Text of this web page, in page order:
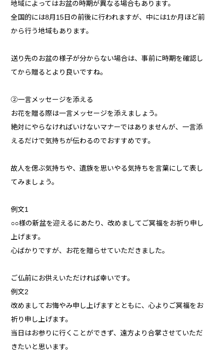
地域によってはお盆の時期が異なる場合もあります。
全国的には8月15日の前後に行われますが、中には1か月ほど前
から行う地域もあります。
送り先のお盆の様子が分からない場合は、事前に時期を確認し
てから贈るとより良いですね。
②一言メッセージを添える
お花を贈る際は一言メッセージを添えましょう。
絶対にやらなければいけないマナーではありませんが、一言添
えるだけで気持ちが伝わるのでおすすめです。
故人を偲ぶ気持ちや、遺族を思いやる気持ちを言葉にして表し
てみましょう。
例文1
○○様の新盆を迎えるにあたり、改めましてご冥福をお祈り申し
上げます。
心ばかりですが、お花を贈らせていただきました。
ご仏前にお供えいただければ幸いです。
例文2
改めましてお悔やみ申し上げますとともに、心よりご冥福をお
祈り申し上げます。
当日はお参りに行くことができず、遠方より合掌させていただ
きたいと思います。